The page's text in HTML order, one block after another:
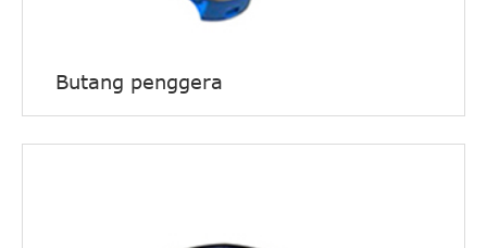
Butang penggera